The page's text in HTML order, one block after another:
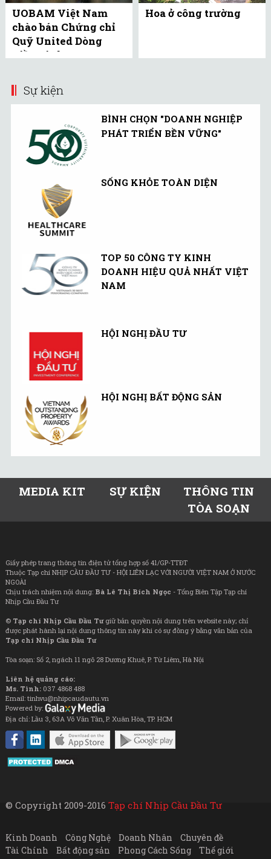
UOBAM Việt Nam
chào bán Chứng chỉ
Quỹ United Dòng
Tiền Linh Hoạt
Hoa ở công trường
Sự kiện
BÌNH CHỌN "DOANH NGHIỆP
PHÁT TRIỂN BỀN VỮNG"
SỐNG KHỎE TOÀN DIỆN
TOP 50 CÔNG TY KINH
DOANH HIỆU QUẢ NHẤT VIỆT
NAM
HỘI NGHỊ ĐẦU TƯ
HỘI NGHỊ BẤT ĐỘNG SẢN
MEDIA KIT SỰ KIỆN
THÔNG TIN
TÒA SOẠN
Giấy phép trang thông tin điện tử tổng hợp số 41/GP-TTĐT
Thuộc Tạp chí NHỊP CẦU ĐẦU TƯ - HỘI LIÊN LẠC VỚI NGƯỜI VIỆT NAM Ở NƯỚC
NGOÀI
Chịu trách nhiệm nội dung: Bà Lê Thị Bích Ngọc - Tổng Biên Tập Tạp chí
Nhịp Cầu Đầu Tư
© Tạp chí Nhịp Cầu Đầu Tưgiữ bản quyền nội dung trên website này; chỉ
được phát hành lại nội dung thông tin này khi có sự đồng ý bằng văn bản của
Tạp chí Nhịp Cầu Đầu Tư
Tòa soạn: Số 2, ngách 11 ngõ 28 Dương Khuê, P. Từ Liêm, Hà Nội
Liên hệ quảng cáo:
Ms. Tình: 037 4868 488
Email: tinhvu@nhipcaudautu.vn
Powered by:
Địa chỉ: Lầu 3, 63A Võ Văn Tần, P. Xuân Hòa, TP. HCM
© Copyright 2009-2016 Tạp chí Nhịp Cầu Đầu Tư
Kinh Doanh Công Nghệ Doanh Nhân
Chuyên đề
Tài Chính
Bất động sản Phong Cách Sống
Thế giới